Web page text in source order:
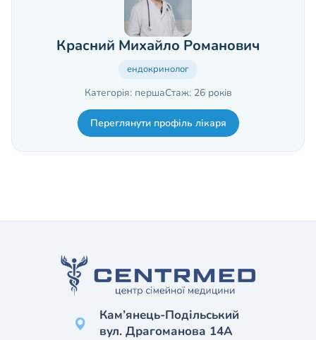
Красний Михайло Романович
ендокринолог
Категорія: першаСтаж: 26 років
Переглянути профіль лікаря
Кам’янець-Подільський
вул. Драгоманова 14А